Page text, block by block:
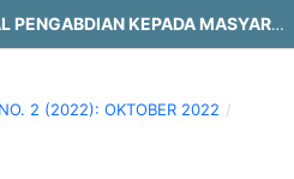
J-ABDIPAMAS (JURNAL PENGABDIAN KEPADA MASYARAKAT)
2 (2022): OKTOBER 2022 /